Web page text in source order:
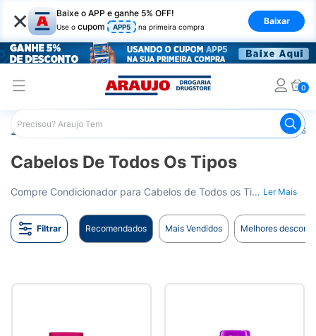
× Baixe o APP e ganhe 5% OFF!
Use o cupom APP5 na primeira compra
Baixar
0
Araujo Cabelo Cabelos de Todos os
Cabelos De Todos Os Tipos
Compre Condicionador para Cabelos de Todos os Tipos na Drogaria Araujo. Hidratação e desembaraço para qualquer tipo de cabelo. Entrega para todo o Brasil. Ler Mais
Filtrar Recomendados Mais Vendidos Melhores